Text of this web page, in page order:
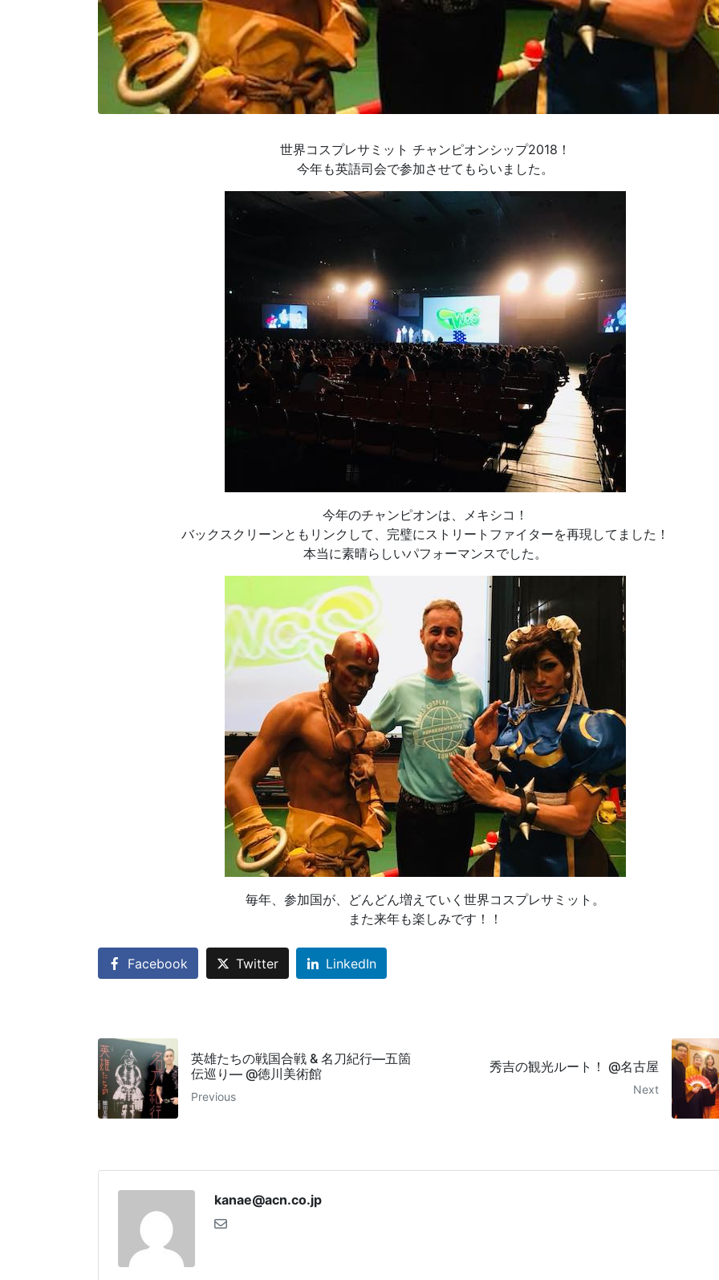
世界コスプレサミット チャンピオンシップ2018！
今年も英語司会で参加させてもらいました。
今年のチャンピオンは、メキシコ！
バックスクリーンともリンクして、完璧にストリートファイターを再現してました！
本当に素晴らしいパフォーマンスでした。
毎年、参加国が、どんどん増えていく世界コスプレサミット。
また来年も楽しみです！！
Facebook Twitter LinkedIn
英雄たちの戦国合戦 & 名刀紀行―五箇
伝巡り― @徳川美術館
Previous
秀吉の観光ルート！ @名古屋
Next
kanae@acn.co.jp